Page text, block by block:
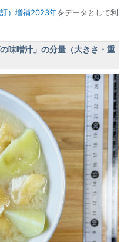
）増補2023年をデータとして利
味噌汁」の分量（大きさ・重